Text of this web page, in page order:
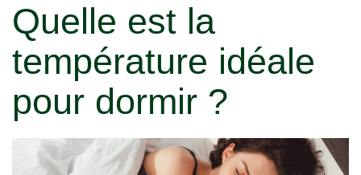
Quelle est la
température idéale
pour dormir ?